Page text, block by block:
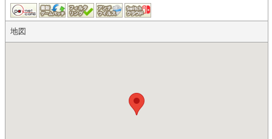
地図